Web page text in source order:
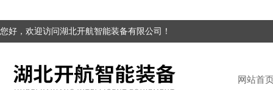
您好，欢迎访问湖北开航智能装备有限公司！
网站首